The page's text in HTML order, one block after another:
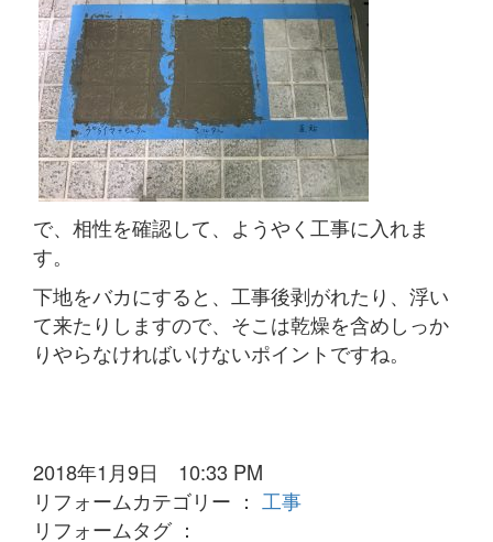
で、相性を確認して、ようやく工事に入れま
す。
下地をバカにすると、工事後剥がれたり、浮い
て来たりしますので、そこは乾燥を含めしっか
りやらなければいけないポイントですね。
2018年1月9日 10:33 PM
リフォームカテゴリー ： 工事
リフォームタグ ：